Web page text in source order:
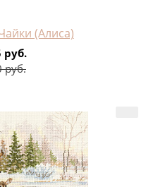
(Алиса)
руб.
руб.